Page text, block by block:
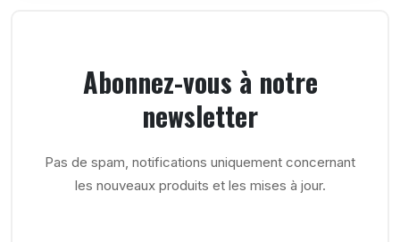
Abonnez-vous à notre
newsletter
Pas de spam, notifications uniquement concernant
les nouveaux produits et les mises à jour.